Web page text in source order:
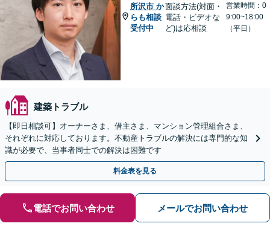
所沢市 か
らも相談
受付中
面談方法(対面・
電話・ビデオな
ど)は応相談
営業時間：0
9:00~18:00
（平日）
建築トラブル
【即日相談可】オーナーさま、借主さま、マンション管理組合さま、
それぞれに対応しております。不動産トラブルの解決には専門的な知
識が必要で、当事者同士での解決は困難です
料金表を見る
電話でお問い合わせ メールでお問い合わせ